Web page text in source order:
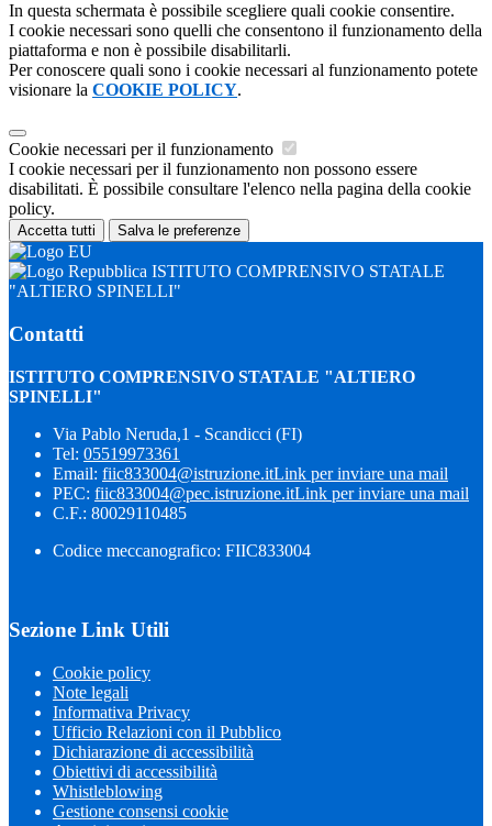
In questa schermata è possibile scegliere quali cookie consentire.
I cookie necessari sono quelli che consentono il funzionamento della
piattaforma e non è possibile disabilitarli.
Per conoscere quali sono i cookie necessari al funzionamento potete
visionare la COOKIE POLICY.
Cookie necessari per il funzionamento
I cookie necessari per il funzionamento non possono essere
disabilitati. È possibile consultare l'elenco nella pagina della cookie
policy.
Accetta tutti Salva le preferenze
ISTITUTO COMPRENSIVO STATALE
"ALTIERO SPINELLI"
Contatti
ISTITUTO COMPRENSIVO STATALE "ALTIERO
SPINELLI"
Via Pablo Neruda,1 - Scandicci (FI)
Tel: 05519973361
Email: fiic833004@istruzione.itLink per inviare una mail
PEC: fiic833004@pec.istruzione.itLink per inviare una mail
C.F.: 80029110485
Codice meccanografico: FIIC833004
Sezione Link Utili
Cookie policy
Note legali
Informativa Privacy
Ufficio Relazioni con il Pubblico
Dichiarazione di accessibilità
Obiettivi di accessibilità
Whistleblowing
Gestione consensi cookie